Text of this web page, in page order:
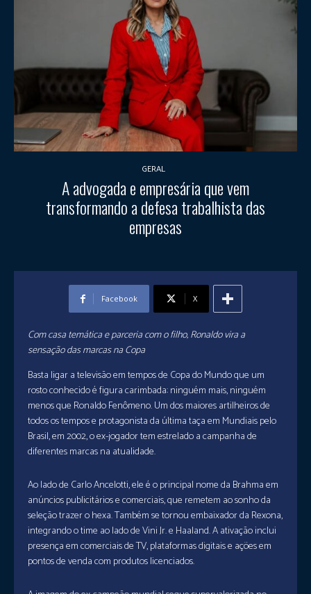
GERAL
A advogada e empresária que vem
transformando a defesa trabalhista das
empresas
Facebook X
Com casa temática e parceria com o filho, Ronaldo vira a
sensação das marcas na Copa
Basta ligar a televisão em tempos de Copa do Mundo que um
rosto conhecido é figura carimbada: ninguém mais, ninguém
menos que Ronaldo Fenômeno. Um dos maiores artilheiros de
todos os tempos e protagonista da última taça em Mundiais pelo
Brasil, em 2002, o ex-jogador tem estrelado a campanha de
diferentes marcas na atualidade.
Ao lado de Carlo Ancelotti, ele é o principal nome da Brahma em
anúncios publicitários e comerciais, que remetem ao sonho da
seleção trazer o hexa. Também se tornou embaixador da Rexona,
integrando o time ao lado de Vini Jr. e Haaland. A ativação inclui
presença em comerciais de TV, plataformas digitais e ações em
pontos de venda com produtos licenciados.